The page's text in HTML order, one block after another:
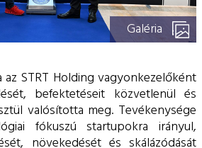
Galéria
az STRT Holding vagyonkezelőként
befektetéseit közvetlenül és
valósította meg. Tevékenysége
fókuszú startupokra irányul,
növekedését és skálázódását